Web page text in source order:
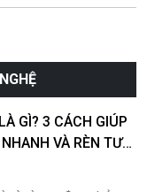
GÌ? 3 CÁCH GIÚP
VÀ RÈN TƯ
SIÊU TỐC